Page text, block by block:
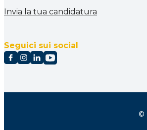
Invia la tua candidatura
Seguici sui social
©